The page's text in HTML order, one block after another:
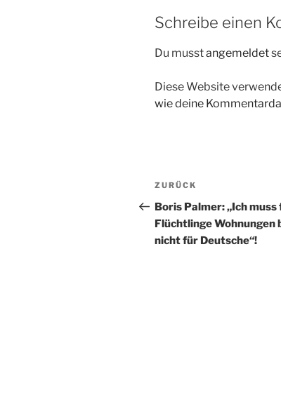
Schreibe einen
Du musstangemeldet
Diese Website
wie deine
Vorheriger
Beitrag
ZURÜCK
Boris Palmer: „Ich muss
Flüchtlinge Wohnungen
nicht für Deutsche“!